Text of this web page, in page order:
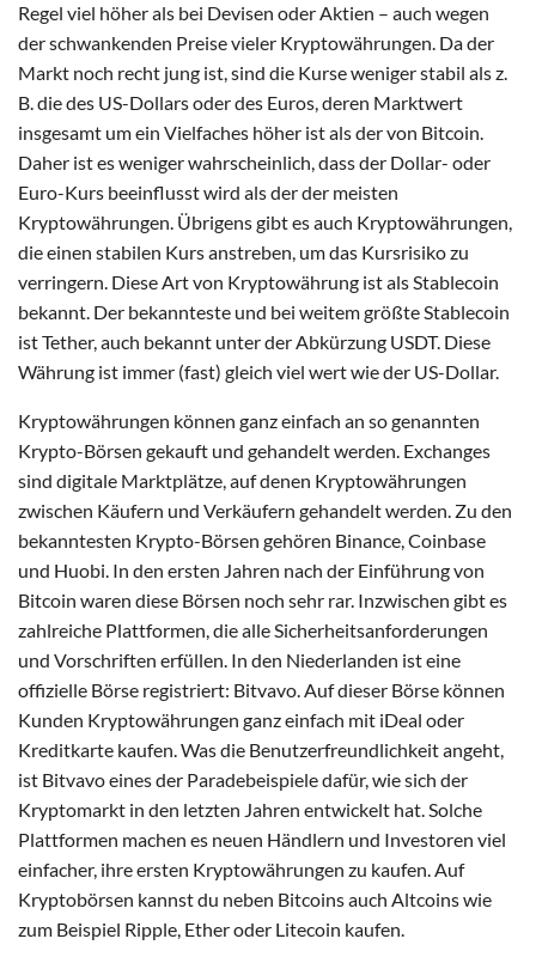
Regel viel höher als bei Devisen oder Aktien – auch wegen
der schwankenden Preise vieler Kryptowährungen. Da der
Markt noch recht jung ist, sind die Kurse weniger stabil als z.
B. die des US-Dollars oder des Euros, deren Marktwert
insgesamt um ein Vielfaches höher ist als der von Bitcoin.
Daher ist es weniger wahrscheinlich, dass der Dollar- oder
Euro-Kurs beeinflusst wird als der der meisten
Kryptowährungen. Übrigens gibt es auch Kryptowährungen,
die einen stabilen Kurs anstreben, um das Kursrisiko zu
verringern. Diese Art von Kryptowährung ist als Stablecoin
bekannt. Der bekannteste und bei weitem größte Stablecoin
ist Tether, auch bekannt unter der Abkürzung USDT. Diese
Währung ist immer (fast) gleich viel wert wie der US-Dollar.
Kryptowährungen können ganz einfach an so genannten
Krypto-Börsen gekauft und gehandelt werden. Exchanges
sind digitale Marktplätze, auf denen Kryptowährungen
zwischen Käufern und Verkäufern gehandelt werden. Zu den
bekanntesten Krypto-Börsen gehören Binance, Coinbase
und Huobi. In den ersten Jahren nach der Einführung von
Bitcoin waren diese Börsen noch sehr rar. Inzwischen gibt es
zahlreiche Plattformen, die alle Sicherheitsanforderungen
und Vorschriften erfüllen. In den Niederlanden ist eine
offizielle Börse registriert: Bitvavo. Auf dieser Börse können
Kunden Kryptowährungen ganz einfach mit iDeal oder
Kreditkarte kaufen. Was die Benutzerfreundlichkeit angeht,
ist Bitvavo eines der Paradebeispiele dafür, wie sich der
Kryptomarkt in den letzten Jahren entwickelt hat. Solche
Plattformen machen es neuen Händlern und Investoren viel
einfacher, ihre ersten Kryptowährungen zu kaufen. Auf
Kryptobörsen kannst du neben Bitcoins auch Altcoins wie
zum Beispiel Ripple, Ether oder Litecoin kaufen.